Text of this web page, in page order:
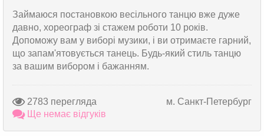
Займаюся постановкою весільного танцю вже дуже
давно, хореограф зі стажем роботи 10 років.
Допоможу вам у виборі музики, і ви отримаєте гарний,
що запам'ятовується танець. Будь-який стиль танцю
за вашим вибором і бажанням.
2783 перегляда
м. Санкт-Петербург
Ще немає відгуків